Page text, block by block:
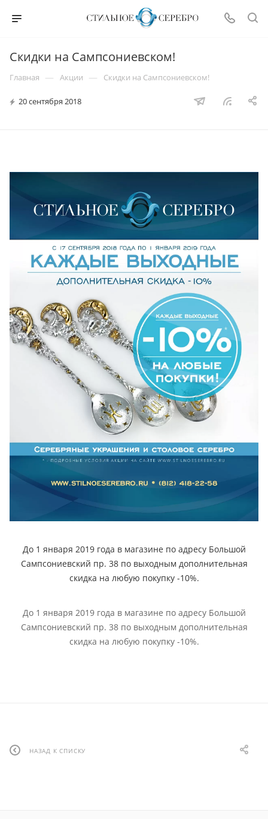
Скидки на Сампсониевском!
Главная — Акции — Скидки на Сампсониевском!
20 сентября 2018
До 1 января 2019 года в магазине по адресу Большой
Сампсониевский пр. 38 по выходным дополнительная
скидка на любую покупку -10%.
До 1 января 2019 года в магазине по адресу Большой
Сампсониевский пр. 38 по выходным дополнительная
скидка на любую покупку -10%.
НАЗАД К СПИСКУ